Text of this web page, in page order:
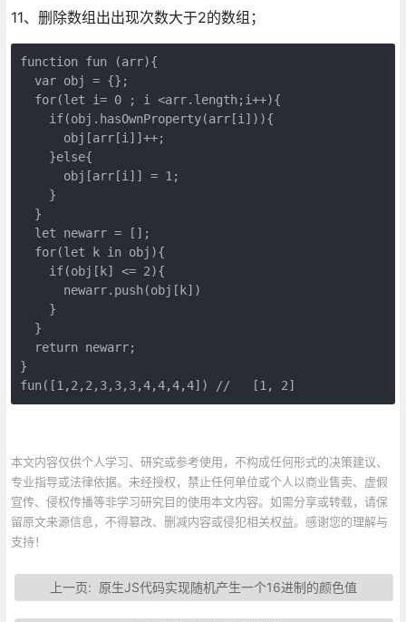
11、删除数组出出现次数大于2的数组；
function fun (arr){
  var obj = {};
  for(let i= 0 ; i <arr.length;i++){
    if(obj.hasOwnProperty(arr[i])){
      obj[arr[i]]++;
    }else{
      obj[arr[i]] = 1;
    }
  }
  let newarr = [];
  for(let k in obj){
    if(obj[k] <= 2){
      newarr.push(obj[k])
    }
  }
  return newarr;
}
fun([1,2,2,3,3,3,4,4,4,4]) //   [1, 2]
本文内容仅供个人学习、研究或参考使用，不构成任何形式的决策建议、
专业指导或法律依据。未经授权，禁止任何单位或个人以商业售卖、虚假
宣传、侵权传播等非学习研究目的使用本文内容。如需分享或转载，请保
留原文来源信息，不得篡改、删减内容或侵犯相关权益。感谢您的理解与
支持！
上一页: 原生JS代码实现随机产生一个16进制的颜色值